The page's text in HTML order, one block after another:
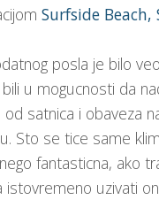
Surfside Beach,
posla je bilo
u mogucnosti da
satnica i obaveza
Sto se tice same
fantasticna, ako
istovremeno uzivati